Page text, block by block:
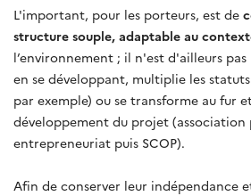
L'important, pour les porteurs, est de
structure souple, adaptable au
l’environnement ; il n'est d'ailleurs
en se développant, multiplie les
par exemple) ou se transforme au fur
développement du projet (association
entrepreneuriat puis SCOP).
Afin de conserver leur indépendance